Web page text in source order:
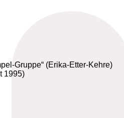
Gruppe“ (Erika-Etter-Kehre)
1995)